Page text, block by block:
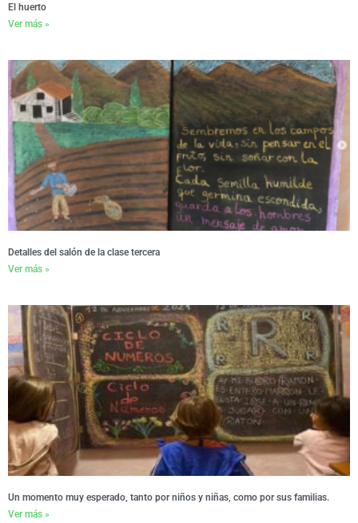
El huerto
Ver más »
Detalles del salón de la clase tercera
Ver más »
Un momento muy esperado, tanto por niños y niñas, como por sus familias.
Ver más »